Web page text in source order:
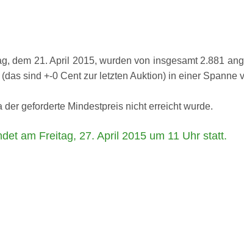
dem 21. April 2015, wurden von insgesamt 2.881
(das sind +-0 Cent zur letzten Auktion) in einer Spanne
geforderte Mindestpreis nicht erreicht wurde.
am Freitag, 27. April 2015 um 11 Uhr statt.